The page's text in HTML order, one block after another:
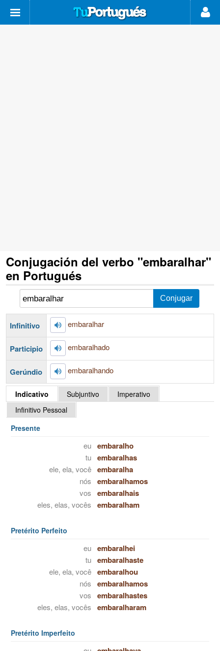
Conjugación del verbo "embaralhar"
en Portugués
Infinitivo embaralhar
Participio embaralhado
Gerúndio embaralhando
Indicativo Subjuntivo
Imperativo
Infinitivo Pessoal
Presente
eu embaralho
tu embaralhas
ele, ela, você embaralha
nós embaralhamos
vos embaralhais
eles, elas, vocês embaralham
Pretérito Perfeito
eu embaralhei
tu embaralhaste
ele, ela, você embaralhou
nós embaralhamos
vos embaralhastes
eles, elas, vocês embaralharam
Pretérito Imperfeito